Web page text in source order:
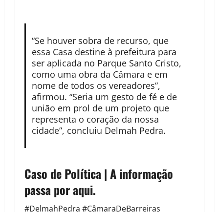
“Se houver sobra de recurso, que
essa Casa destine à prefeitura para
ser aplicada no Parque Santo Cristo,
como uma obra da Câmara e em
nome de todos os vereadores”,
afirmou. “Seria um gesto de fé e de
união em prol de um projeto que
representa o coração da nossa
cidade”, concluiu Delmah Pedra.
Caso de Política | A informação
passa por aqui.
#DelmahPedra #CâmaraDeBarreiras